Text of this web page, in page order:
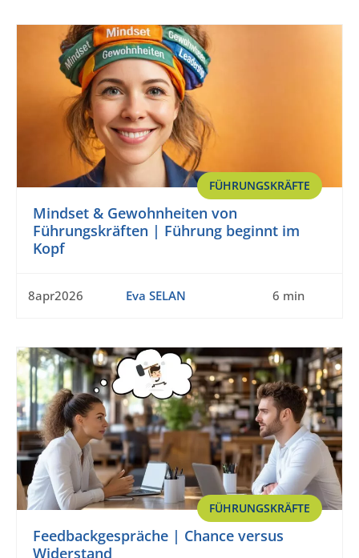
FÜHRUNGSKRÄFTE
Mindset & Gewohnheiten von
Führungskräften | Führung beginnt im
Kopf
8apr2026 Eva SELAN 6 min
FÜHRUNGSKRÄFTE
Feedbackgespräche | Chance versus
Widerstand